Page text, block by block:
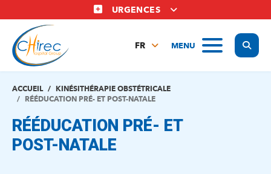
au
contenu
principal
URGENCES
MENU
FR
EN
ACCUEIL
KINÉSITHÉRAPIE OBSTÉTRICALE
RÉÉDUCATION PRÉ- ET POST-NATALE
RÉÉDUCATION PRÉ- ET
POST-NATALE